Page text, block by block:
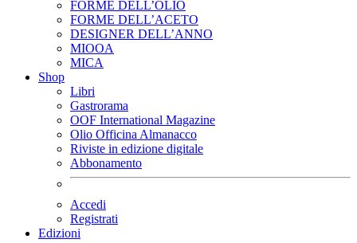
FORME DELL’OLIO
FORME DELL’ACETO
DESIGNER DELL’ANNO
MIOOA
MICA
Shop
Libri
Gastrorama
OOF International Magazine
Olio Officina Almanacco
Riviste in edizione digitale
Abbonamento
Accedi
Registrati
Edizioni